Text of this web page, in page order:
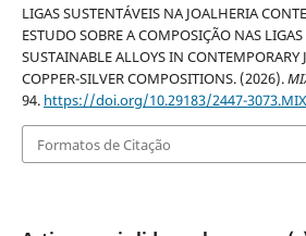
LIGAS SUSTENTÁVEIS NA JOALHERIA
ESTUDO SOBRE A COMPOSIÇÃO NAS
SUSTAINABLE ALLOYS IN CONTEMPORARY
COPPER-SILVER COMPOSITIONS. (2026).
94. https://doi.org/10.29183/2447-
Formatos de Citação